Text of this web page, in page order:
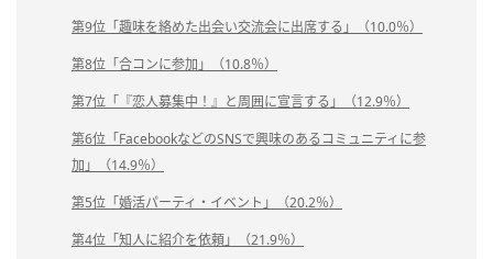
第9位「趣味を絡めた出会い交流会に出席する」（10.0％）
第8位「合コンに参加」（10.8％）
第7位「『恋人募集中！』と周囲に宣言する」（12.9％）
第6位「FacebookなどのSNSで興味のあるコミュニティに参
加」（14.9％）
第5位「婚活パーティ・イベント」（20.2％）
第4位「知人に紹介を依頼」（21.9％）